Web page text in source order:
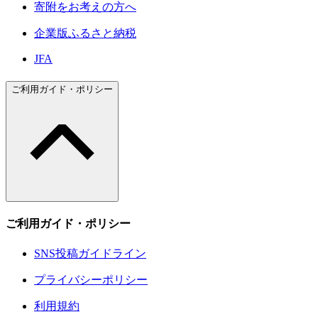
寄附をお考えの方へ
企業版ふるさと納税
JFA
ご利用ガイド・ポリシー
ご利用ガイド・ポリシー
SNS投稿ガイドライン
プライバシーポリシー
利用規約